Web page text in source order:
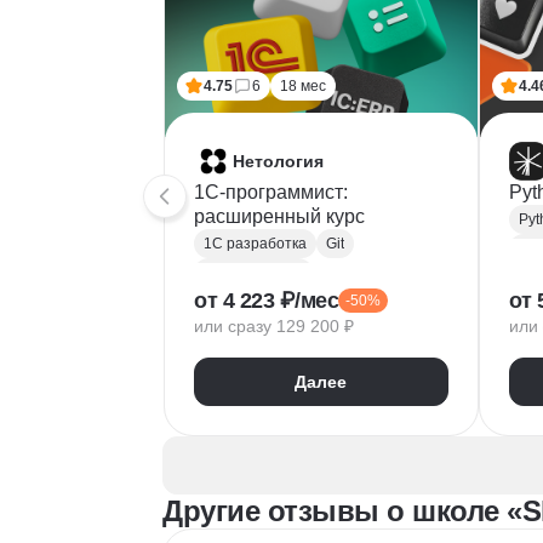
4.75 6 18 мес
Нетология
1C-программист:
расширенный курс
1С разработка
Git
1С:Бухгалтерия
Google Таблицы
Eclipse
1С:Предприятие
XML
1С:БСП
от 4 223 ₽/мес -50%
или сразу 129 200 ₽
Далее
от
или
Другие отзывы о школе